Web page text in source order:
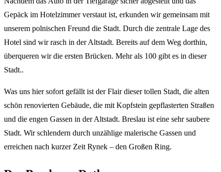
Gepäck im Hotelzimmer verstaut ist, erkunden wir gemeinsam mit
unserem polnischen Freund die Stadt. Durch die zentrale Lage des
Hotel sind wir rasch in der Altstadt. Bereits auf dem Weg dorthin,
überqueren wir die ersten Brücken. Mehr als 100 gibt es in dieser
Stadt..
Was uns hier sofort gefällt ist der Flair dieser tollen Stadt, die alten
schön renovierten Gebäude, die mit Kopfstein gepflasterten Straßen
und die engen Gassen in der Altstadt. Breslau ist eine sehr saubere
Stadt. Wir schlendern durch unzählige malerische Gassen und
erreichen nach kurzer Zeit Rynek – den Großen Ring.